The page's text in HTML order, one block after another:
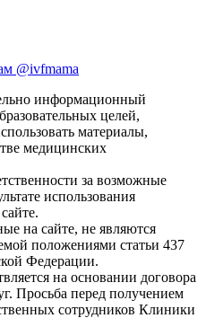
@ivfmama
информационный
целей,
материалы,
медицинских
за возможные
использования
на сайте, не являются
положениями статьи 437
Федерации.
на основании договора
Просьба перед получением
сотрудников Клиники